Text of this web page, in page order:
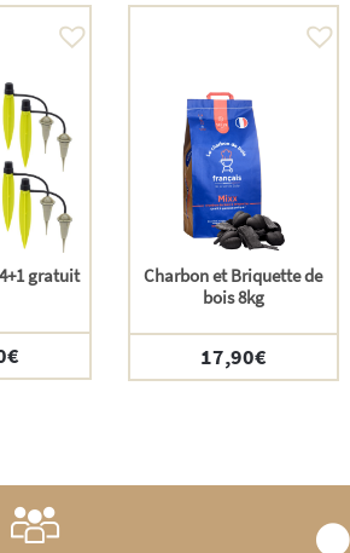
gratuit
€
Charbon et Briquette de
bois 8kg
17,90€